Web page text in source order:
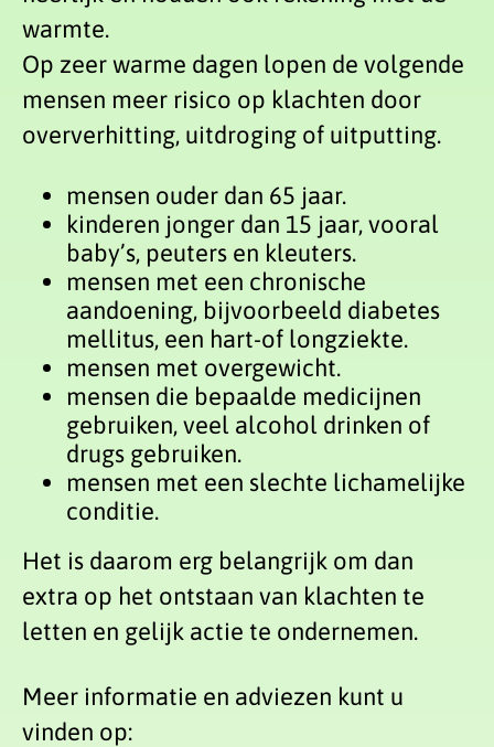
warmte.
Op zeer warme dagen lopen de volgende
mensen meer risico op klachten door
oververhitting, uitdroging of uitputting.
mensen ouder dan 65 jaar.
kinderen jonger dan 15 jaar, vooral
baby’s, peuters en kleuters.
mensen met een chronische
aandoening, bijvoorbeeld diabetes
mellitus, een hart-of longziekte.
mensen met overgewicht.
mensen die bepaalde medicijnen
gebruiken, veel alcohol drinken of
drugs gebruiken.
mensen met een slechte lichamelijke
conditie.
Het is daarom erg belangrijk om dan
extra op het ontstaan van klachten te
letten en gelijk actie te ondernemen.
Meer informatie en adviezen kunt u
vinden op: